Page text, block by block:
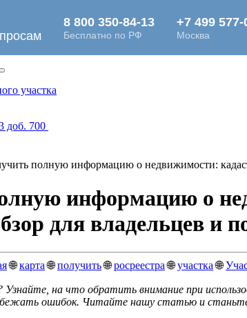
участка
доб. 700
полную информацию о недвижимости:
информацию о
для владельцев и
🌐карта🌐получить🌐росреестра🌐участка🌐
на что обратить внимание при
ошибок. Читайте нашу статью и